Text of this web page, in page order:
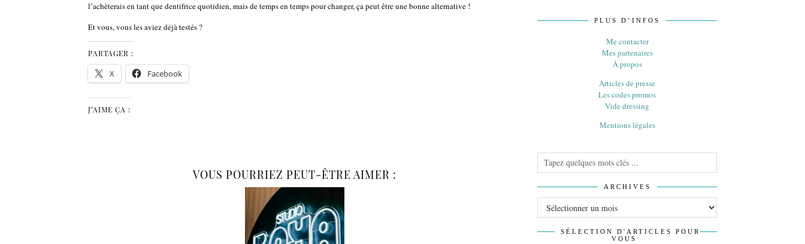
l’achèterais en tant que dentifrice quotidien, mais de temps en temps pour changer, ça peut être une bonne alternative !
Et vous, vous les aviez déjà testés ?
PARTAGER :
X Facebook
J’AIME ÇA :
VOUS POURRIEZ PEUT-ÊTRE AIMER :
PLUS D’INFOS
Me contacter
Mes partenaires
À propos
Articles de presse
Les codes promos
Vide dressing
Mentions légales
ARCHIVES
SÉLECTION D'ARTICLES POUR
VOUS